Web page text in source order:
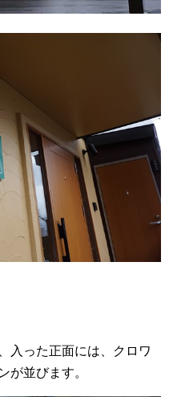
入った正面には、クロワ
が並びます。